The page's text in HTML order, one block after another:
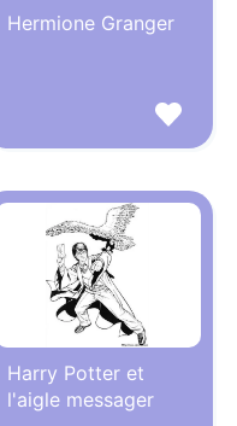
Hermione Granger
Harry Potter et
l'aigle messager